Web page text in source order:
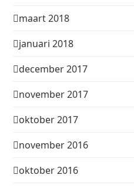
maart 2018
januari 2018
december 2017
november 2017
oktober 2017
november 2016
oktober 2016